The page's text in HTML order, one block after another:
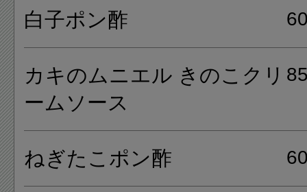
ドウラクダキッチンは、少人
店で、市場から仕入れたばか
材を使った料理は絶品です。
食材に対してのこだわりが強
白子ポン酢
カキのムニエル きのこクリ
ームソース
ねぎたこポン酢